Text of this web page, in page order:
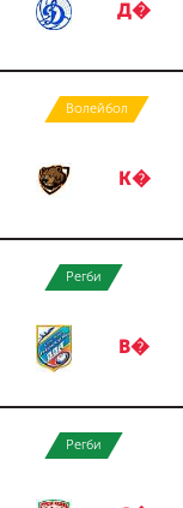
Д�
Волейбол
К�
Регби
В�
Регби